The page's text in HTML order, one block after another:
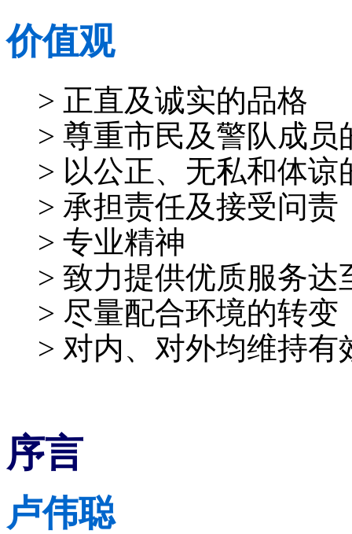
价值观
> 正直及诚实的品格
> 尊重市民及警队成员
> 以公正、无私和体
> 承担责任及接受问责
> 专业精神
> 致力提供优质服务达
> 尽量配合环境的转变
> 对内、对外均维持有
序言
卢伟聪